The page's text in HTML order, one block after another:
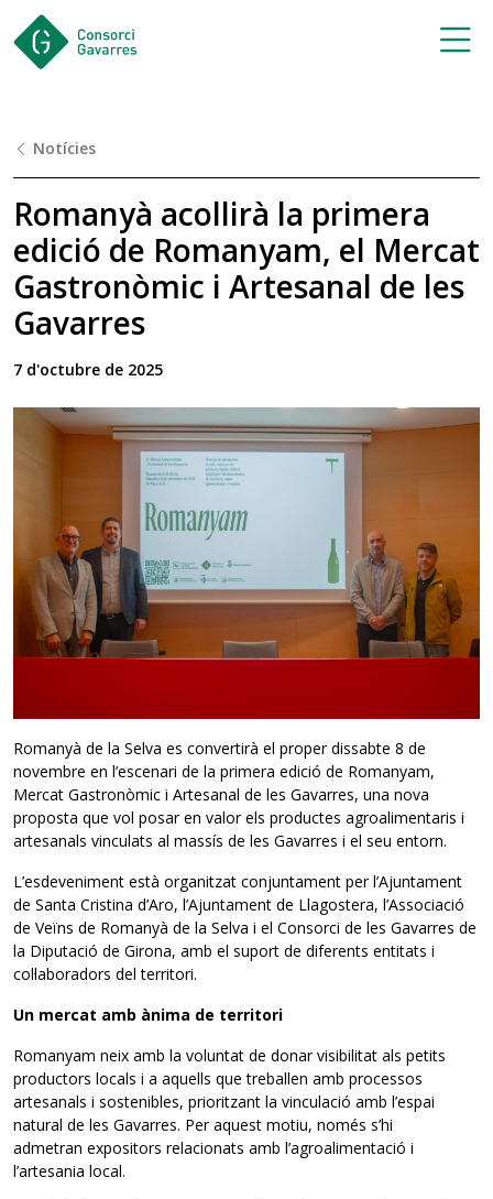
Notícies
Romanyà acollirà la primera
edició de Romanyam, el Mercat
Gastronòmic i Artesanal de les
Gavarres
7 d'octubre de 2025
Romanyà de la Selva es convertirà el proper dissabte 8 de
novembre en l’escenari de la primera edició de Romanyam,
Mercat Gastronòmic i Artesanal de les Gavarres, una nova
proposta que vol posar en valor els productes agroalimentaris i
artesanals vinculats al massís de les Gavarres i el seu entorn.
L’esdeveniment està organitzat conjuntament per l’Ajuntament
de Santa Cristina d’Aro, l’Ajuntament de Llagostera, l’Associació
de Veïns de Romanyà de la Selva i el Consorci de les Gavarres de
la Diputació de Girona, amb el suport de diferents entitats i
col·laboradors del territori.
Un mercat amb ànima de territori
Romanyam neix amb la voluntat de donar visibilitat als petits
productors locals i a aquells que treballen amb processos
artesanals i sostenibles, prioritzant la vinculació amb l’espai
natural de les Gavarres. Per aquest motiu, només s’hi
admetran expositors relacionats amb l’agroalimentació i
l’artesania local.